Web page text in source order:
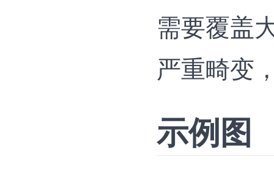
需要覆盖
严重畸变
示例图